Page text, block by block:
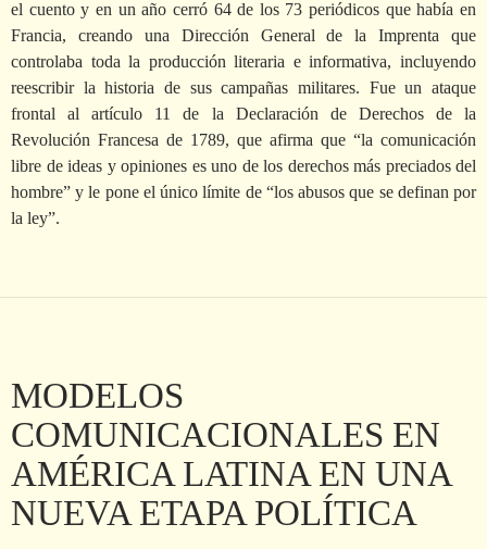
el cuento y en un año cerró 64 de los 73 periódicos que había en
Francia, creando una Dirección General de la Imprenta que
controlaba toda la producción literaria e informativa, incluyendo
reescribir la historia de sus campañas militares. Fue un ataque
frontal al artículo 11 de la Declaración de Derechos de la
Revolución Francesa de 1789, que afirma que “la comunicación
libre de ideas y opiniones es uno de los derechos más preciados del
hombre” y le pone el único límite de “los abusos que se definan por
la ley”.
MODELOS
COMUNICACIONALES EN
AMÉRICA LATINA EN UNA
NUEVA ETAPA POLÍTICA